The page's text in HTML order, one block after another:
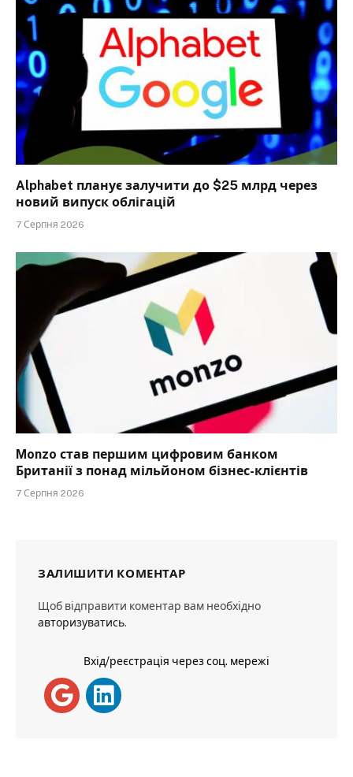
Alphabet планує залучити до $25 млрд через
новий випуск облігацій
7 Серпня 2026
Monzo став першим цифровим банком
Британії з понад мільйоном бізнес-клієнтів
7 Серпня 2026
ЗАЛИШИТИ КОМЕНТАР
Щоб відправити коментар вам необхідно
авторизуватись.
Вхід/реєстрація через соц. мережі